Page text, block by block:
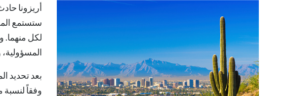
أريزونا
ستستمع
لكل منهما.
بعد تحديد
وفقاً لنسبة